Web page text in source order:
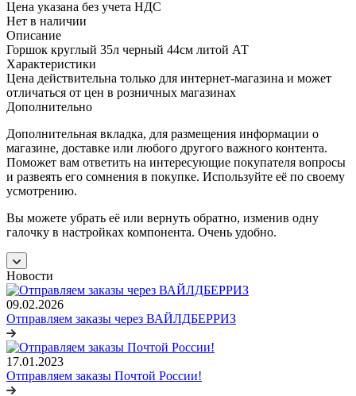
Цена указана без учета НДС
Нет в наличии
Описание
Горшок круглый 35л черный 44см литой АТ
Характеристики
Цена действительна только для интернет-магазина и может
отличаться от цен в розничных магазинах
Дополнительно
Дополнительная вкладка, для размещения информации о
магазине, доставке или любого другого важного контента.
Поможет вам ответить на интересующие покупателя вопросы
и развеять его сомнения в покупке. Используйте её по своему
усмотрению.
Вы можете убрать её или вернуть обратно, изменив одну
галочку в настройках компонента. Очень удобно.
Новости
09.02.2026
Отправляем заказы через ВАЙЛДБЕРРИЗ
17.01.2023
Отправляем заказы Почтой России!